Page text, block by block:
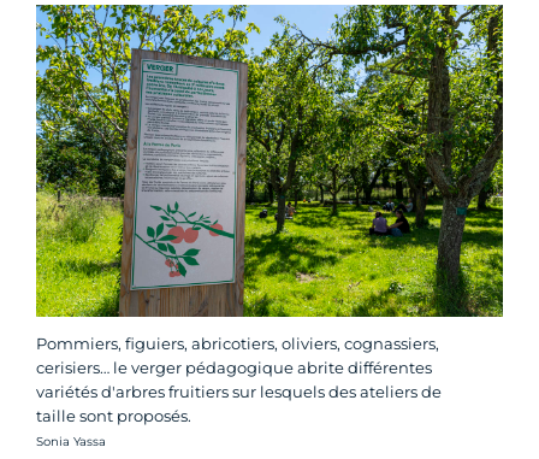
Pommiers, figuiers, abricotiers, oliviers, cognassiers,
cerisiers… le verger pédagogique abrite différentes
variétés d'arbres fruitiers sur lesquels des ateliers de
taille sont proposés.
Crédit photo :
Sonia Yassa